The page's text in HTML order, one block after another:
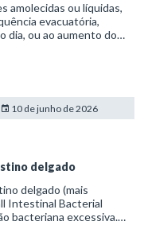
amolecidas ou líquidas,
evacuatória,
dia, ou ao aumento do
10 de junho de 2026
delgado
delgado (mais
Intestinal Bacterial
bacteriana excessiva.